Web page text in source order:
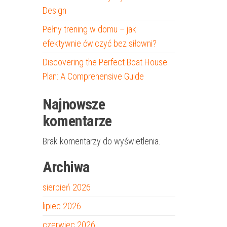
Design
Pełny trening w domu – jak
efektywnie ćwiczyć bez siłowni?
Discovering the Perfect Boat House
Plan: A Comprehensive Guide
Najnowsze
komentarze
Brak komentarzy do wyświetlenia.
Archiwa
sierpień 2026
lipiec 2026
czerwiec 2026